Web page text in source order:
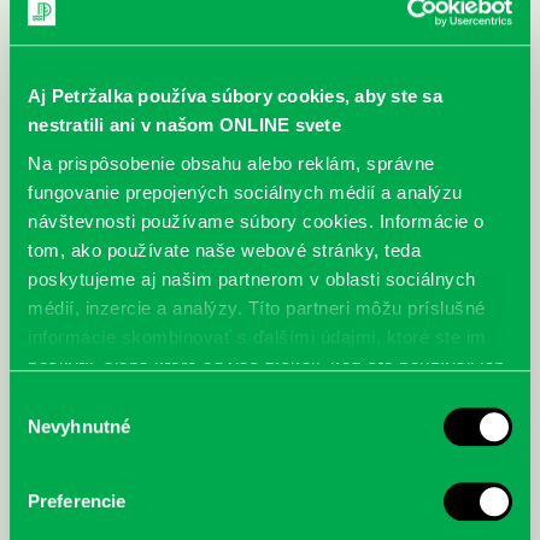
Aj Petržalka používa súbory cookies, aby ste sa
nestratili ani v našom ONLINE svete
Na prispôsobenie obsahu alebo reklám, správne
fungovanie prepojených sociálnych médií a analýzu
návštevnosti používame súbory cookies. Informácie o
tom, ako používate naše webové stránky, teda
poskytujeme aj našim partnerom v oblasti sociálnych
médií, inzercie a analýzy. Títo partneri môžu príslušné
informácie skombinovať s ďalšími údajmi, ktoré ste im
poskytli, alebo ktoré od vás získali, keď ste používali ich
súhlasu
Nevyhnutné
Preferencie